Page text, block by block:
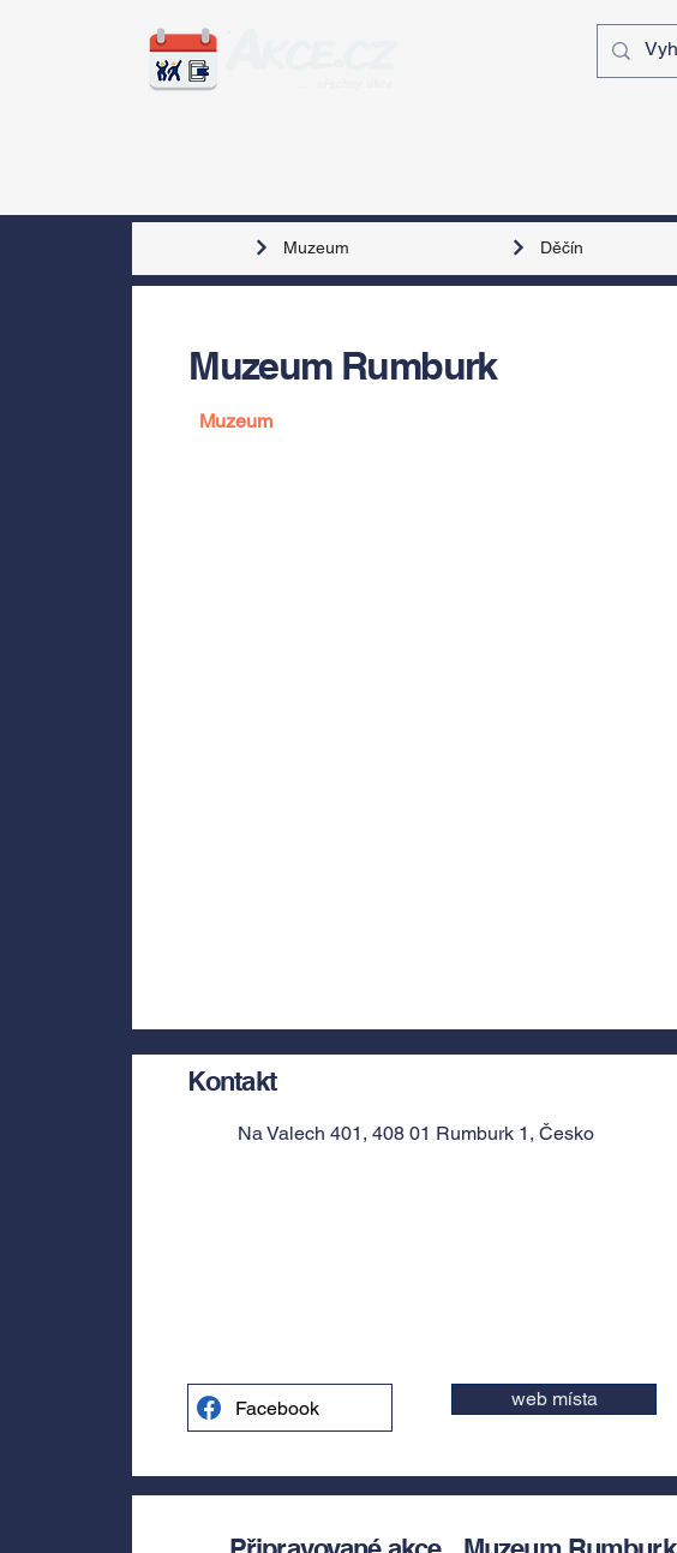
Muzeum Děčín
Muzeum Rumburk
Muzeum
Kontakt
Na Valech 401, 408 01 Rumburk 1, Česko
Facebook web místa